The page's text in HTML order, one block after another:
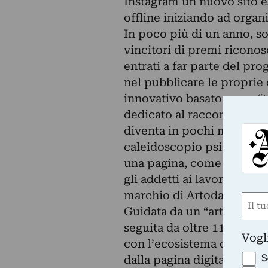
offline iniziando ad
In poco più di un anno,
vincitori di premi
entrati a far parte del
nel pubblicare le proprie
innovativo basato su un
dedicato al racconto
diventa in pochi mesi
caleidoscopio
una pagina, come
gli addetti ai lavori:
marchio di Artoday,
Guidata da un “art
seguita da oltre 11.000
con l’ecosistema
dalla pagina digitale al
Nome